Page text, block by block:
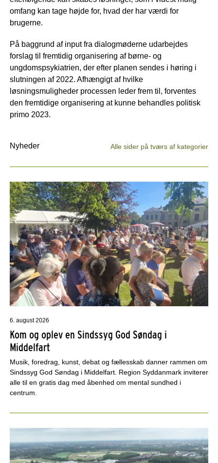
omfang kan tage højde for, hvad der har værdi for
brugerne.
På baggrund af input fra dialogmøderne udarbejdes
forslag til fremtidig organisering af børne- og
ungdomspsykiatrien, der efter planen sendes i høring i
slutningen af 2022. Afhængigt af hvilke
løsningsmuligheder processen leder frem til, forventes
den fremtidige organisering at kunne behandles politisk
primo 2023.
Nyheder Alle sider på tværs af kategorier
6. august 2026
Kom og oplev en Sindssyg God Søndag i
Middelfart
Musik, foredrag, kunst, debat og fællesskab danner rammen om
Sindssyg God Søndag i Middelfart. Region Syddanmark inviterer
alle til en gratis dag med åbenhed om mental sundhed i
centrum.